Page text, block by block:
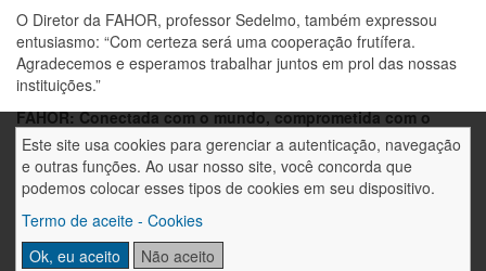
Este site usa cookies para gerenciar a autenticação, navegação
e outras funções. Ao usar nosso site, você concorda que
podemos colocar esses tipos de cookies em seu dispositivo.
Termo de aceite - Cookies
Ok, eu aceito
Não aceito
O Diretor da FAHOR, professor Sedelmo, também expressou
entusiasmo: “Com certeza será uma cooperação frutífera.
Agradecemos e esperamos trabalhar juntos em prol das nossas
instituições.”
FAHOR: Conectada com o mundo, comprometida com o
desenvolvimento regional e internacional.